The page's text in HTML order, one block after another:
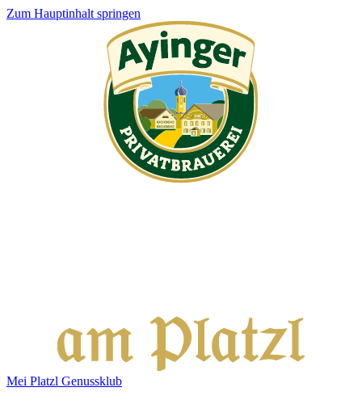
Zum Hauptinhalt springen
Mei Platzl Genussklub